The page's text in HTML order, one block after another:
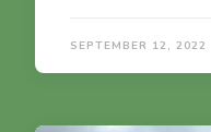
SEPTEMBER 12, 2022